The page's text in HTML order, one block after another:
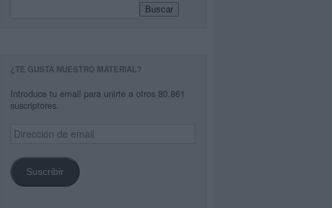
Buscar
¿TE GUSTA NUESTRO MATERIAL?
Introduce tu email para unirte a otros 80.861
suscriptores.
Dirección
de
Suscribir